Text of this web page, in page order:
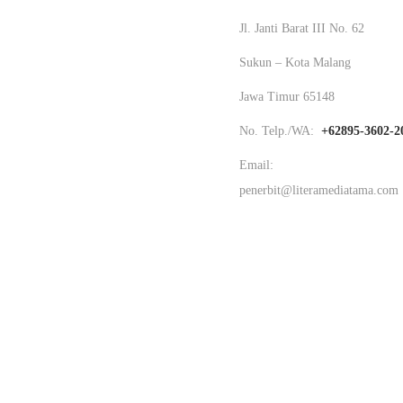
Jl. Janti Barat III No. 62
Sukun – Kota Malang
Jawa Timur 65148
No. Telp./WA: +62895-3602-
Email:
penerbit@literamediatama.com